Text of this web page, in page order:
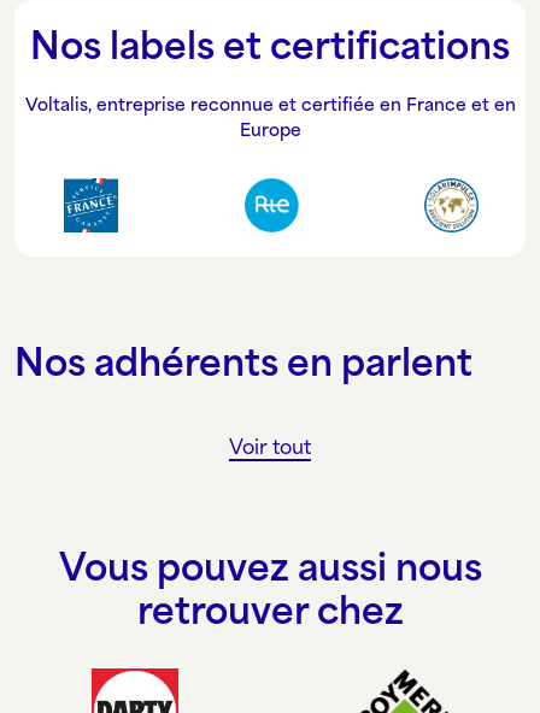
Nos labels et certifications
Voltalis, entreprise reconnue et certifiée en France et en
Europe
Nos adhérents en parlent
Voir tout
Vous pouvez aussi nous
retrouver chez